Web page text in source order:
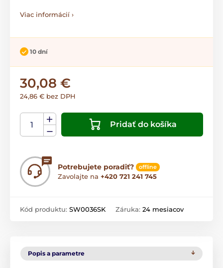
Viac informácií ›
10 dní
30,08 €
24,86 € bez DPH
Pridať do košíka
Potrebujete poradiť? offline
Zavolajte na +420 721 241 745
Kód produktu: SW0036SK Záruka: 24 mesiacov
Popis a parametre